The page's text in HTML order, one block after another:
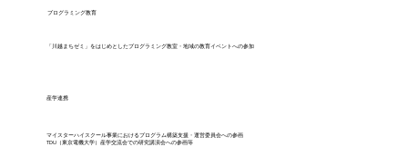
​産学連携
​​マイスターハイスクール事業におけるプログラム構築支援・運営委員会への参画
TDU（東京電機大学）産学交流会での研究講演会への参画等
​プログラミング教育
​「川越まちゼミ」をはじめとしたプログラミング教室・地域の教育イベントへの参加